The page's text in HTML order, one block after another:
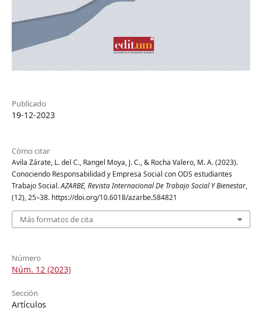
Publicado
19-12-2023
Cómo citar
Avila Zárate, L. del C., Rangel Moya, J. C., & Rocha Valero, M. A. (2023).
Conociendo Responsabilidad y Empresa Social con ODS estudiantes
Trabajo Social.AZARBE, Revista Internacional De Trabajo Social Y Bienestar,
(12), 25–38. https://doi.org/10.6018/azarbe.584821
Más formatos de cita
Número
Núm. 12 (2023)
Sección
Artículos